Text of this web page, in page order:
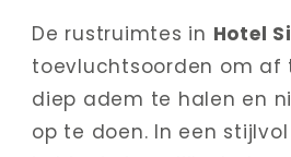
De rustruimtes in Hotel
toevluchtsoorden om af
diep adem te halen en
op te doen. In een